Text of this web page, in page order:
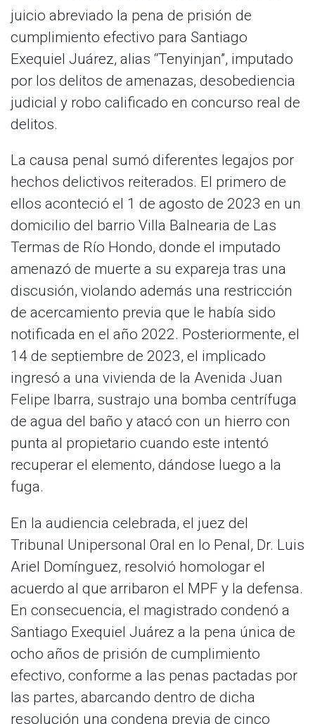
juicio abreviado la pena de prisión de
cumplimiento efectivo para Santiago
Exequiel Juárez, alias “Tenyinjan”, imputado
por los delitos de amenazas, desobediencia
judicial y robo calificado en concurso real de
delitos.
​La causa penal sumó diferentes legajos por
hechos delictivos reiterados. El primero de
ellos aconteció el 1 de agosto de 2023 en un
domicilio del barrio Villa Balnearia de Las
Termas de Río Hondo, donde el imputado
amenazó de muerte a su expareja tras una
discusión, violando además una restricción
de acercamiento previa que le había sido
notificada en el año 2022. Posteriormente, el
14 de septiembre de 2023, el implicado
ingresó a una vivienda de la Avenida Juan
Felipe Ibarra, sustrajo una bomba centrífuga
de agua del baño y atacó con un hierro con
punta al propietario cuando este intentó
recuperar el elemento, dándose luego a la
fuga.
​En la audiencia celebrada, el juez del
Tribunal Unipersonal Oral en lo Penal, Dr. Luis
Ariel Domínguez, resolvió homologar el
acuerdo al que arribaron el MPF y la defensa.
En consecuencia, el magistrado condenó a
Santiago Exequiel Juárez a la pena única de
ocho años de prisión de cumplimiento
efectivo, conforme a las penas pactadas por
las partes, abarcando dentro de dicha
resolución una condena previa de cinco